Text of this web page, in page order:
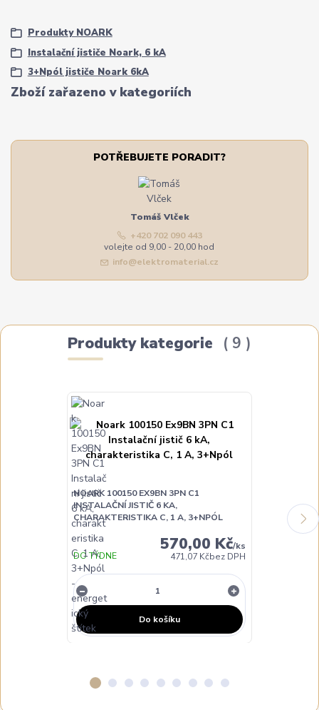
Zboží zařazeno v kategoriích
Produkty NOARK
Instalační jističe Noark, 6 kA
3+Npól jističe Noark 6kA
POTŘEBUJETE PORADIT?
Tomáš Vlček
+420 702 090 443
volejte od 9,00 - 20,00 hod
info@elektromaterial.cz
Produkty kategorie 9
NOARK 100150 EX9BN 3PN C1
INSTALAČNÍ JISTIČ 6 KA,
CHARAKTERISTIKA C, 1 A, 3+NPÓL
570,00 Kč/ks
471,07 Kčbez DPH
DO TÝDNE
Do košíku
INSTALAČNÍ